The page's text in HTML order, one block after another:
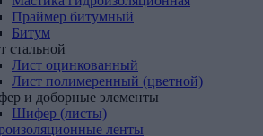
Праймер битумный
Битум
стальной
Лист оцинкованный
Лист полимеренный (цветной)
и доборные элементы
Шифер (листы)
ленты